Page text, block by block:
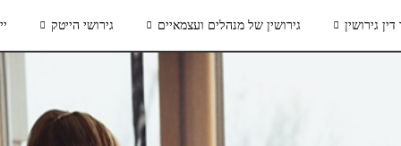
דין גירושין גירושין של מנהלים ועצמאיים גירושי הייטק